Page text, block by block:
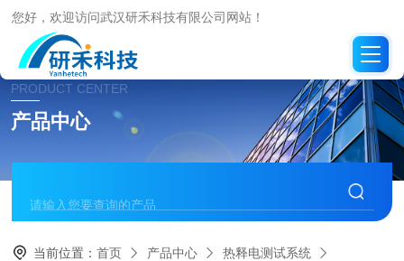
您好，欢迎访问武汉研禾科技有限公司网站！
PRODUCT CENTER
产品中心
当前位置：首页 产品中心 热释电测试系统